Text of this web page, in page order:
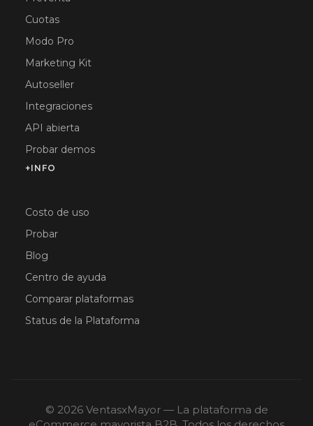
Cuotas
Modo Pro
Marketing Kit
Autoseller
Integraciones
API abierta
Probar demos
+INFO
Costo de uso
Probar
Blog
Centro de ayuda
Comparar plataformas
Status de la Plataforma
© 2026 VentasxMayor — La plataforma de